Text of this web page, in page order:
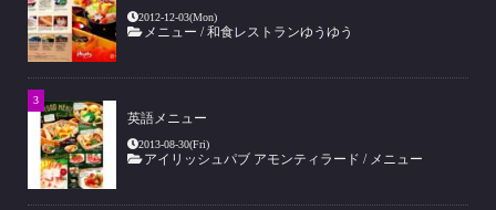
2012-12-03(Mon)
メニュー /和食レストランゆうゆう
英語メニュー
2013-08-30(Fri)
アイリッシュパブ アモンティラード / メニュー